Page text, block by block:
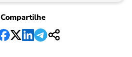
Compartilhe